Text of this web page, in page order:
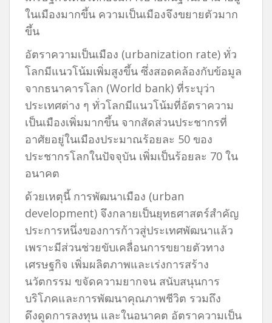
ในเมืองมากขึ้น ความเป็นเมืองจึงขยายตัวมาก
ขึ้น
อัตราความเป็นเมือง (urbanization rate) ทั่ว
โลกมีแนวโน้มเพิ่มสูงขึ้น ซึ่งสอดคล้องกับข้อมูล
จากธนาคารโลก (World bank) ที่ระบุว่า
ประเทศต่าง ๆ ทั่วโลกมีแนวโน้มที่อัตราความ
เป็นเมืองเพิ่มมากขึ้น จากสัดส่วนประชากรที่
อาศัยอยู่ในเมืองประมาณร้อยละ 50 ของ
ประชากรโลกในปัจจุบัน เพิ่มเป็นร้อยละ 70 ใน
อนาคต
ด้วยเหตุนี้ การพัฒนาเมือง (urban
development) จึงกลายเป็นยุทธศาสตร์สำคัญ
ประการหนึ่งของการก้าวสู่ประเทศพัฒนาแล้ว
เพราะมีส่วนช่วยขับเคลื่อนการขยายตัวทาง
เศรษฐกิจ เพิ่มผลิตภาพและเร่งการสร้าง
นวัตกรรม ขจัดความยากจน สนับสนุนการ
บริโภคและการพัฒนาคุณภาพชีวิต รวมถึง
ดึงดูดการลงทุน และในอนาคต อัตราความเป็น